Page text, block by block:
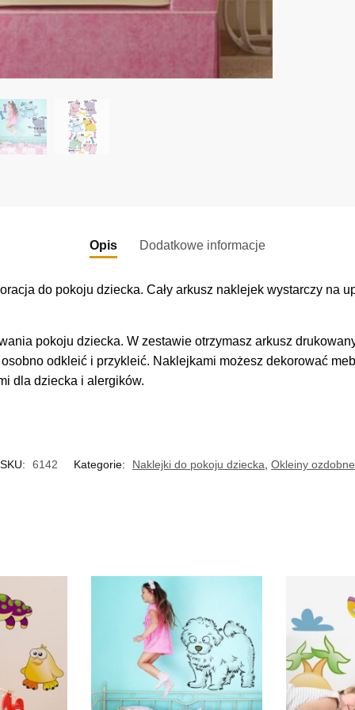
Opis Dodatkowe informacje
do pokoju dziecka. Cały arkusz naklejek wystarczy na
pokoju dziecka. W zestawie otrzymasz arkusz
odkleić i przykleić. Naklejkami możesz dekorować
dla dziecka i alergików.
SKU: 6142 Kategorie: Naklejki do pokoju dziecka Okleiny ozdobne